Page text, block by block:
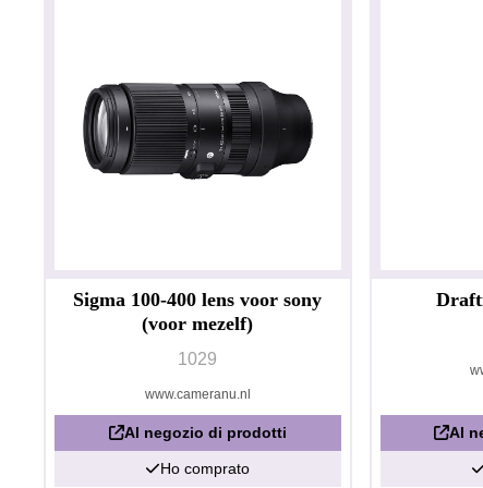
Sigma 100-400 lens voor sony
(voor mezelf)
1029
www.cameranu.nl
Al negozio di prodotti
Ho comprato
Al